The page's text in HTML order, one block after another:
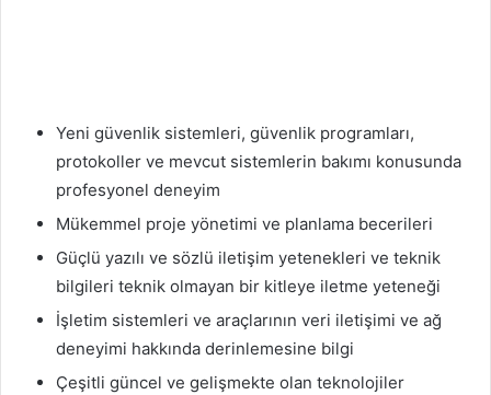
Yeni güvenlik sistemleri, güvenlik programları,
protokoller ve mevcut sistemlerin bakımı konusunda
profesyonel deneyim
Mükemmel proje yönetimi ve planlama becerileri
Güçlü yazılı ve sözlü iletişim yetenekleri ve teknik
bilgileri teknik olmayan bir kitleye iletme yeteneği
İşletim sistemleri ve araçlarının veri iletişimi ve ağ
deneyimi hakkında derinlemesine bilgi
Çeşitli güncel ve gelişmekte olan teknolojiler